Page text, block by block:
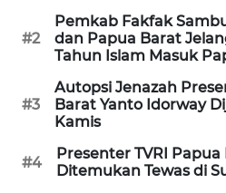
#2
Pemkab Fakfak
dan Papua Barat
Tahun Islam Masuk
#3
Autopsi Jenazah
Barat Yanto Idorway
Kamis
#4
Presenter TVRI
Ditemukan Tewas di
SIBARAGAS
NEWS
METRO
SIANTAR
NEWS
METRO